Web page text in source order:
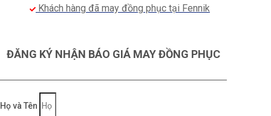
Khách hàng đã may đồng phục tại Fennik
ĐĂNG KÝ NHẬN BÁO GIÁ MAY ĐỒNG PHỤC
Họ và Tên